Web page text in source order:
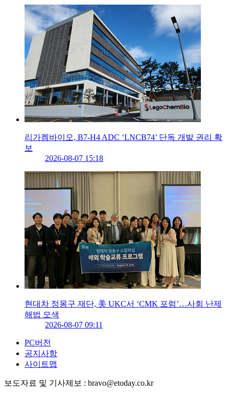
리가켐바이오, B7-H4 ADC ‘LNCB74’ 단독 개발 권리 확
보
2026-08-07 15:18
현대차 정몽구 재단, 美 UKC서 ‘CMK 포럼’…사회 난제
해법 모색
2026-08-07 09:11
PC버전
공지사항
사이트맵
보도자료 및 기사제보 : bravo@etoday.co.kr